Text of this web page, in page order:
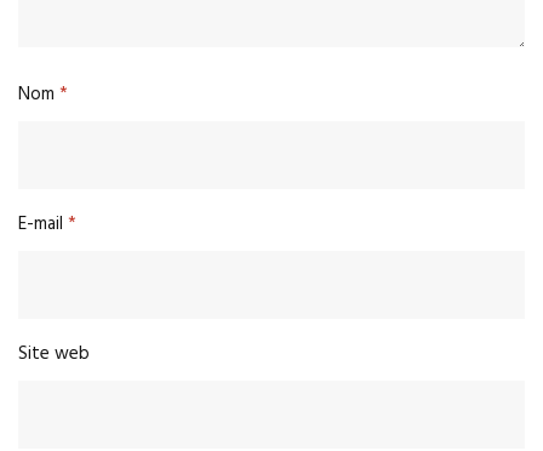
Nom *
E-mail *
Site web